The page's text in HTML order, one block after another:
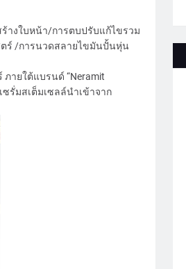
างใบหน้า/การตบปรับแก้ไขรวม
ตร์ /การนวดสลายไขมันปั้นหุ่น
ายใต้แบรนด์ “Neramit
รั่มสเต็มเซลล์นำเข้าจาก